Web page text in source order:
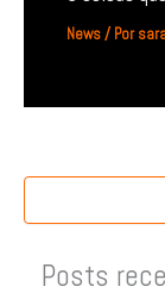
News/ Por
Posts